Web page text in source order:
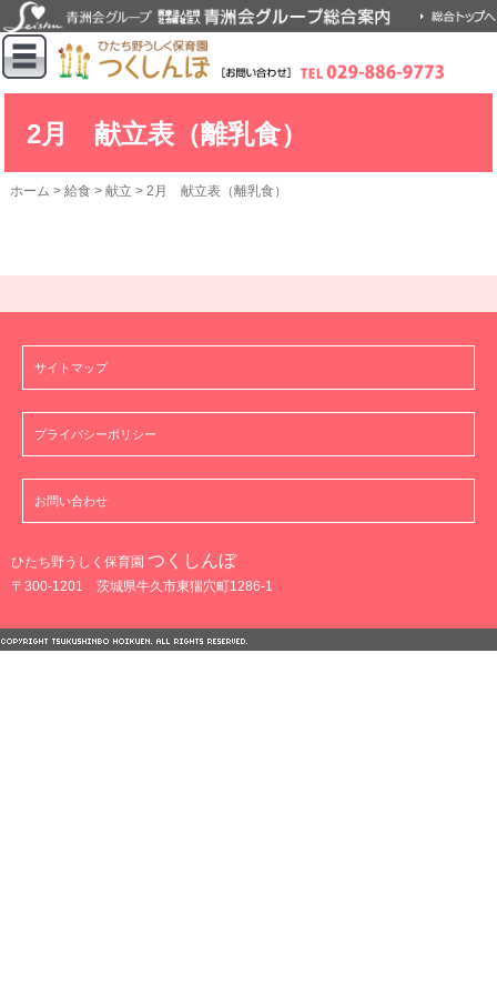
2月 献立表（離乳食）
ホーム >給食 >献立 >2月 献立表（離乳食）
サイトマップ
プライバシーポリシー
お問い合わせ
ひたち野うしく保育園 つくしんぼ
〒300-1201 茨城県牛久市東猯穴町1286-1